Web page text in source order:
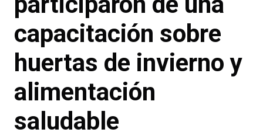
capacitación sobre
huertas de invierno y
alimentación
saludable